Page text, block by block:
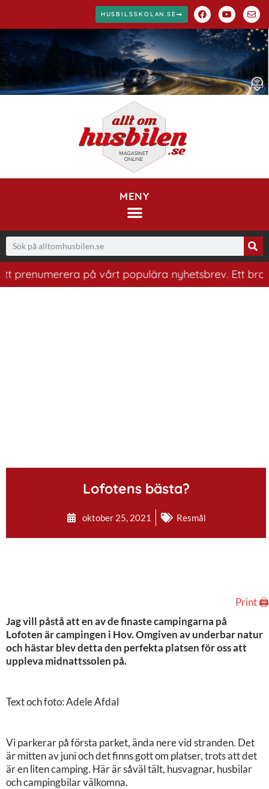
HUSBILSSKOLAN.SE
MENY
på vårt populära nyhetsbrev. Ett bra sätt
Lofotens bästa?
oktober 25, 2021 Resmål
Print 🖨
Jag vill påstå att en av de finaste campingarna på
Lofoten är campingen i Hov. Omgiven av underbar natur
och hästar blev detta den perfekta platsen för oss att
uppleva midnattssolen på.
Text och foto: Adele Afdal
Vi parkerar på första parket, ända nere vid stranden. Det
är mitten av juni och det finns gott om platser, trots att det
är en liten camping. Här är såväl tält, husvagnar, husbilar
och campingbilar välkomna.